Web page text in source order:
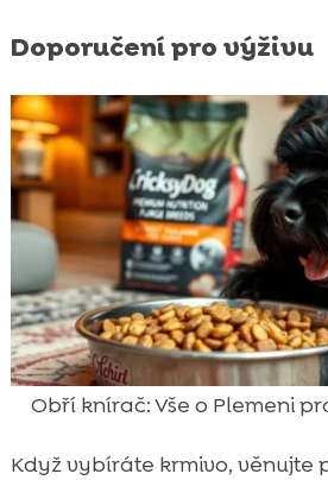
Doporučení pro výživu
Obří knírač: Vše o Plemeni
Když vybíráte krmivo, věnujte